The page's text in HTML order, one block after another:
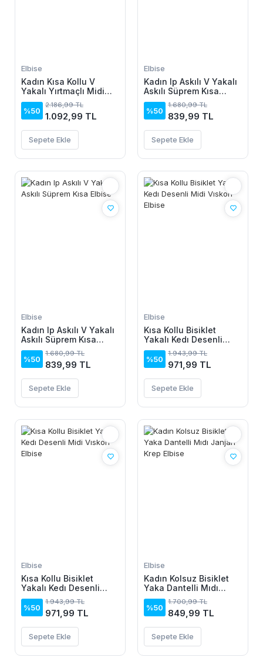
Elbise
Kadın Kısa Kollu V
Yakalı Yırtmaçlı Midi
Boy Viskon Elbise
%50
2.186,99 TL
1.092,99 TL
Sepete Ekle
Elbise
Kadın Ip Askılı V Yakalı
Askılı Süprem Kısa
Elbise
%50
1.680,99 TL
839,99 TL
Sepete Ekle
Elbise
Kadın Ip Askılı V Yakalı
Askılı Süprem Kısa
Elbise
%50
1.680,99 TL
839,99 TL
Sepete Ekle
Elbise
Kısa Kollu Bisiklet
Yakalı Kedı Desenli
Midi Vıskon Elbise
%50
1.943,99 TL
971,99 TL
Sepete Ekle
Elbise
Kısa Kollu Bisiklet
Yakalı Kedı Desenli
Midi Vıskon Elbise
%50
1.943,99 TL
971,99 TL
Sepete Ekle
Elbise
Kadın Kolsuz Bisiklet
Yaka Dantelli Mıdı
Janjan Krep Elbise
%50
1.700,99 TL
849,99 TL
Sepete Ekle